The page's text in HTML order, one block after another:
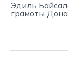
Эдиль
грамоты